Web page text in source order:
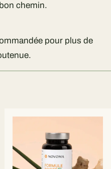
chemin.
pour plus de